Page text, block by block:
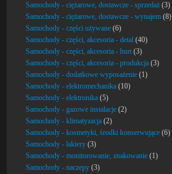
Samochody - ciężarowe, dostawcze - sprzedaż (3)
Samochody - ciężarowe, dostawcze - wynajem (8)
Samochody - części używane (6)
Samochody - części, akcesoria - detal (40)
Samochody - części, akcesoria - hurt (3)
Samochody - części, akcesoria - produkcja (3)
Samochody - dodatkowe wyposażenie (1)
Samochody - elektromechanika (10)
Samochody - elektronika (5)
Samochody - gazowe instalacje (2)
Samochody - klimatyzacja (2)
Samochody - kosmetyki, środki konserwujące (6)
Samochody - lakiery (3)
Samochody - monitorowanie, znakowanie (1)
Samochody - naczepy (3)